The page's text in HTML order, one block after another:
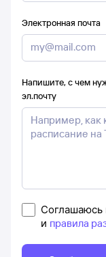
Электронная почта
Напишите, с чем
эл.почту
Соглашаюсь
и правила